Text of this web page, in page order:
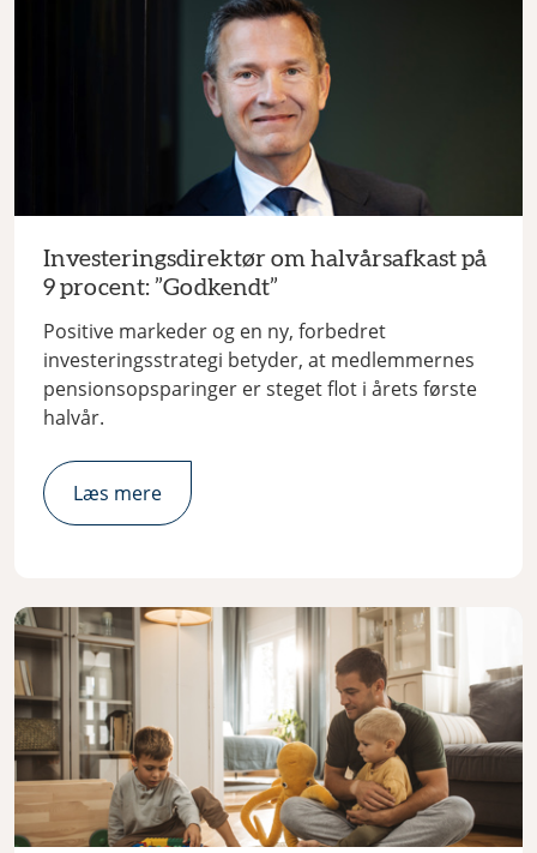
Investeringsdirektør om halvårsafkast på
9 procent: ”Godkendt”
Positive markeder og en ny, forbedret
investeringsstrategi betyder, at medlemmernes
pensionsopsparinger er steget flot i årets første
halvår.
Læs mere